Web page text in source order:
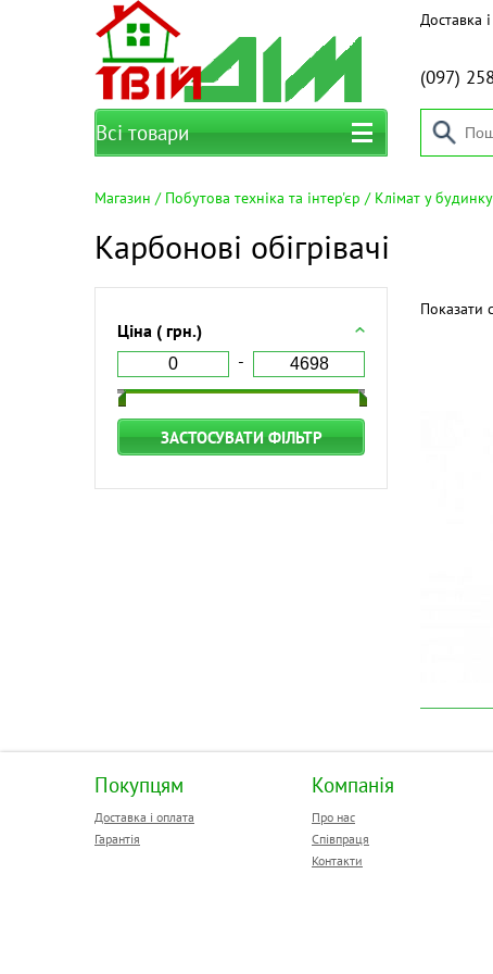
Доставка
(097)
Всі товари
Магазин Побутова техніка та інтер'єр Клімат у будинку
Карбонові обігрівачі
Ціна ( грн.)
ЗАСТОСУВАТИ ФІЛЬТР
Показати
Покупцям
Доставка і оплата
Гарантія
Компанія
Про нас
Співпраця
Контакти